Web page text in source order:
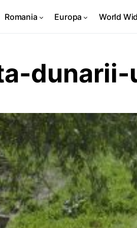
Romania Europa World